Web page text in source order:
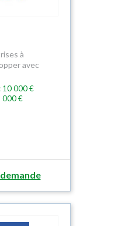
à
avec
10 000 €
000 €